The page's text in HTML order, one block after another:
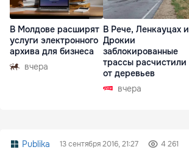
В Молдове расширят
услуги электронного
архива для бизнеса
вчера
В Рече, Ленкауцах и
Дрокии
заблокированные
трассы расчистили
от деревьев
вчера
Publika 13 сентября 2016, 21:27 4 261